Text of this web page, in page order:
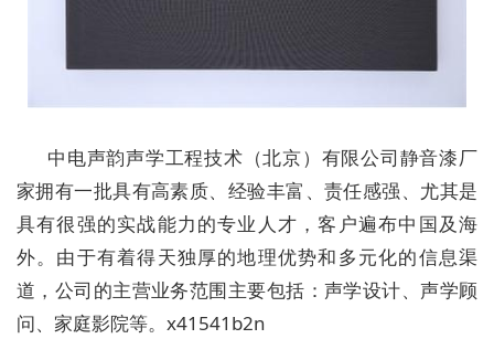
中电声韵声学工程技术（北京）有限公司静音漆厂
家拥有一批具有高素质、经验丰富、责任感强、尤其是
具有很强的实战能力的专业人才，客户遍布中国及海
外。由于有着得天独厚的地理优势和多元化的信息渠
道，公司的主营业务范围主要包括：声学设计、声学顾
问、家庭影院等。x41541b2n